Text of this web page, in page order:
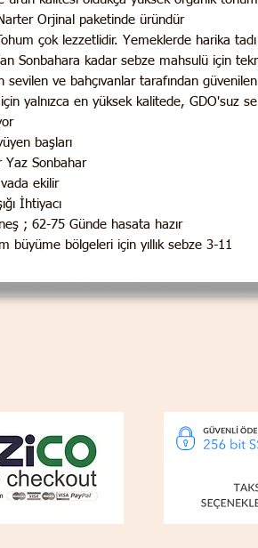
Orjinal paketinde üründür.
çok lezzetlidir. Yemeklerde harika tadı
Sonbahara kadar sebze mahsulü için
sevilen ve bahçıvanlar tarafından
yalnızca en yüksek kalitede, GDO'suz
. ;
başları ;
Sonbahar ;
ekilir. ;
İhtiyacı:
; 62-75 Günde hasata hazır ;
3-11 arası tüm büyüme bölgeleri için yıllık sebze ;